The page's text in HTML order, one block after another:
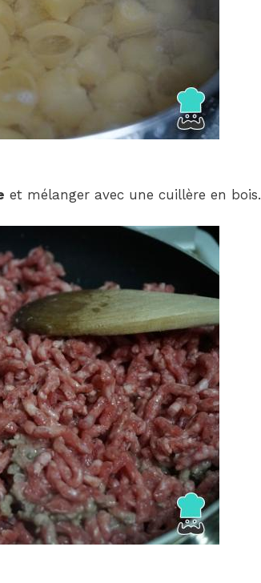
et mélanger avec une cuillère en bois.